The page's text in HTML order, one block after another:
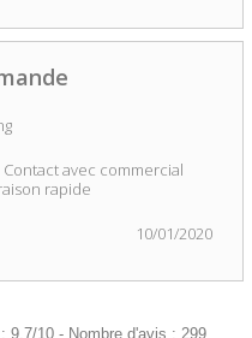
avec commercial
rapide
10/01/2020
9.7/10 - Nombre d'avis : 299